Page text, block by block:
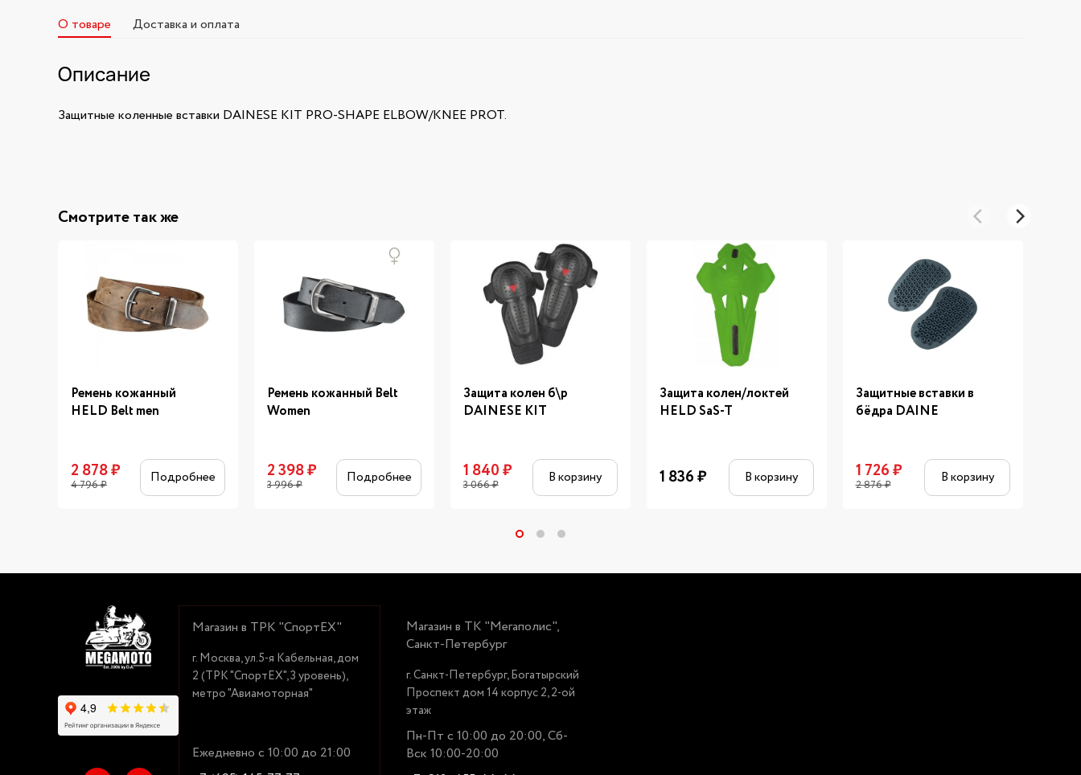
О товаре Доставка и оплата
Описание
Защитные коленные вставки DAINESE KIT PRO-SHAPE ELBOW/KNEE PROT.
Смотрите так же
Ремень кожанный
HELD Belt men
2 878₽
4 796₽ Подробнее
Ремень кожанный Belt
Women
2 398₽
3 996₽ Подробнее
Защита колен б\р
DAINESE KIT
1 840₽
3 066₽ В корзину
Защита колен/локтей
HELD SaS-T
1 836₽ В корзину
Защитные вставки в
бёдра DAINE
1 726₽
2 876₽ В корзину
Магазин в ТРК "СпортЕХ"
г. Москва, ул.5-я Кабельная, дом
2 (ТРК "СпортЕХ", 3 уровень),
метро "Авиамоторная"
Ежедневно с 10:00 до 21:00
Магазин в ТК "Мегаполис",
Санкт-Петербург
г. Санкт-Петербург, Богатырский
Проспект дом 14 корпус 2, 2-ой
этаж
Пн-Пт с 10:00 до 20:00, Сб-
Вск 10:00-20:00